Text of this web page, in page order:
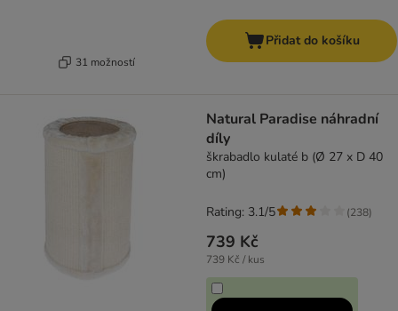
31 možností
Přidat do košíku
Natural Paradise náhradní
díly
škrabadlo kulaté b (Ø 27 x D 40
cm)
739 Kč
739 Kč / kus
Rating: 3.1/5 (238)